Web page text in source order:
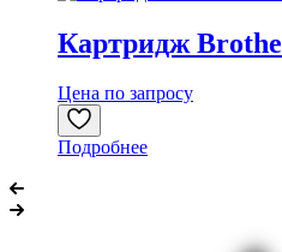
Картридж
Цена по запросу
Подробнее